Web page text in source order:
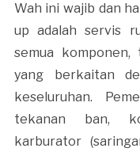
Wah ini wajib dan
up adalah servis
semua komponen,
yang berkaitan
keseluruhan.
tekanan ban,
karburator